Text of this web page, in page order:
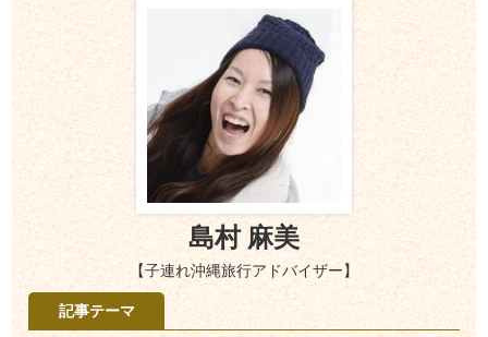
島村 麻美
【子連れ沖縄旅行アドバイザー】
記事テーマ